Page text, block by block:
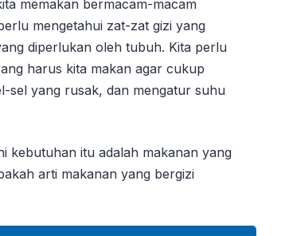
memakan bermacam-macam
mengetahui zat-zat gizi yang
diperlukan oleh tubuh. Kita perlu
harus kita makan agar cukup
sel yang rusak, dan mengatur suhu
kebutuhan itu adalah makanan yang
arti makanan yang bergizi